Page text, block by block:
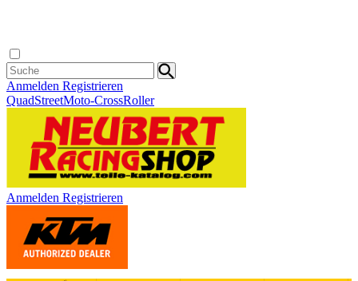
Anmelden Registrieren
QuadStreetMoto-CrossRoller
Anmelden Registrieren